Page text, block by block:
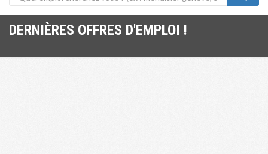
DERNIÈRES OFFRES D'EMPLOI !